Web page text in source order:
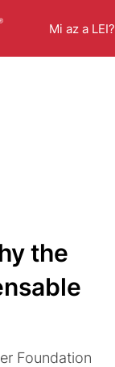
Mi az a LEI?
the
Foundation